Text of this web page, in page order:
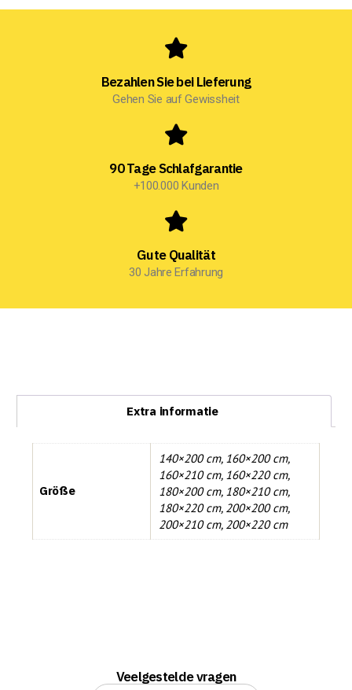
Bezahlen Sie bei Lieferung
Gehen Sie auf Gewissheit
90 Tage Schlafgarantie
+100.000 Kunden
Gute Qualität
30 Jahre Erfahrung
Extra informatie
Größe
140×200 cm, 160×200 cm,
160×210 cm, 160×220 cm,
180×200 cm, 180×210 cm,
180×220 cm, 200×200 cm,
200×210 cm, 200×220 cm
Veelgestelde vragen